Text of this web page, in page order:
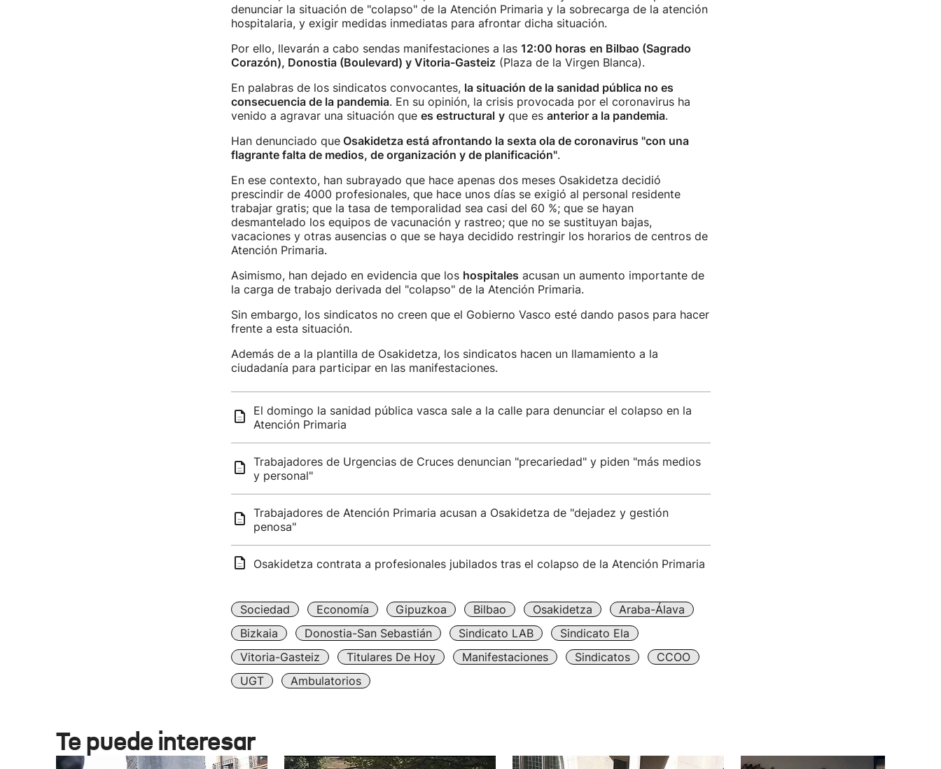
denunciar la situación de "colapso" de la Atención Primaria y la sobrecarga de la atención
hospitalaria, y exigir medidas inmediatas para afrontar dicha situación.
Por ello, llevarán a cabo sendas manifestaciones a las 12:00 horas en Bilbao (Sagrado
Corazón), Donostia (Boulevard) y Vitoria-Gasteiz(Plaza de la Virgen Blanca).
En palabras de los sindicatos convocantes, la situación de la sanidad pública no es
consecuencia de la pandemia. En su opinión, la crisis provocada por el coronavirus ha
venido a agravar una situación que es estructural yque es anterior a la pandemia.
Han denunciado queOsakidetza está afrontando la sexta ola de coronavirus "con una
flagrante falta de medios, de organización y de planificación".
En ese contexto, han subrayado que hace apenas dos meses Osakidetza decidió
prescindir de 4000 profesionales, que hace unos días se exigió al personal residente
trabajar gratis; que la tasa de temporalidad sea casi del 60 %; que se hayan
desmantelado los equipos de vacunación y rastreo; que no se sustituyan bajas,
vacaciones y otras ausencias o que se haya decidido restringir los horarios de centros de
Atención Primaria.
Asimismo, han dejado en evidencia que los hospitales acusan un aumento importante de
la carga de trabajo derivada del "colapso" de la Atención Primaria.
Sin embargo, los sindicatos no creen que el Gobierno Vasco esté dando pasos para hacer
frente a esta situación.
Además de a la plantilla de Osakidetza, los sindicatos hacen un llamamiento a la
ciudadanía para participar en las manifestaciones.
El domingo la sanidad pública vasca sale a la calle para denunciar el colapso en la
Atención Primaria
Trabajadores de Urgencias de Cruces denuncian "precariedad" y piden "más medios
y personal"
Trabajadores de Atención Primaria acusan a Osakidetza de "dejadez y gestión
penosa"
Osakidetza contrata a profesionales jubilados tras el colapso de la Atención Primaria
Sociedad Economía Gipuzkoa Bilbao Osakidetza
Araba-Álava
Bizkaia
Donostia-San Sebastián Sindicato LAB
Sindicato Ela
Vitoria-Gasteiz
Titulares De Hoy Manifestaciones Sindicatos
CCOO
UGT
Ambulatorios
Te puede interesar